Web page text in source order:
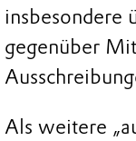
insbesondere
gegenüber
Als weitere